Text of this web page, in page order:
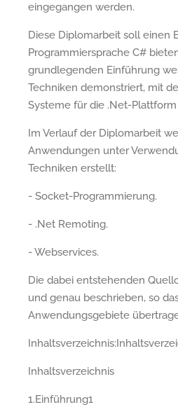
eingegangen werden.
Diese Diplomarbeit soll einen
Programmiersprache C#
grundlegenden Einführung
Techniken demonstriert, mit
Systeme für die .Net-
Im Verlauf der Diplomarbeit
Anwendungen unter
Techniken erstellt:
- Socket-Programmierung.
- .Net Remoting.
- Webservices.
Die dabei entstehenden
und genau beschrieben, so
Anwendungsgebiete
Inhaltsverzeichnis
1.Einführung1